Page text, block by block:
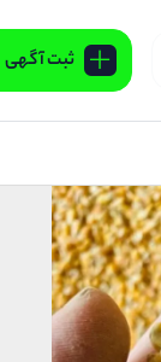
ثبت آگهی